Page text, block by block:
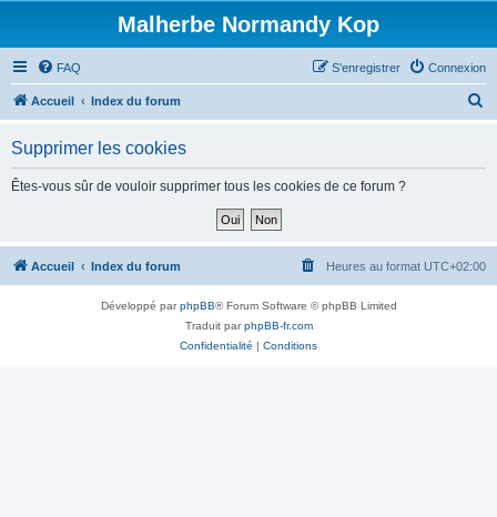
Malherbe Normandy Kop
FAQ Connexion
S’enregistrer
Accueil Index du forum
h
Supprimer les cookies
Êtes-vous sûr de vouloir supprimer tous les cookies de ce forum ?
Accueil Index du forum Heures au format UTC+02:00
Développé parphpBB® Forum Software © phpBB Limited
Traduit parphpBB-fr.com
Confidentialité | Conditions